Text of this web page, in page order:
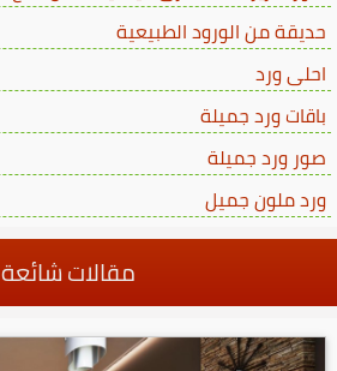
حديقة من الورود الطبيعية
احلى ورد
باقات ورد جميلة
صور ورد جميلة
ورد ملون جميل
مقالات شائعة